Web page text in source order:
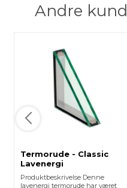
Andre
Termorude - Classic
Lavenergi
Produktbeskrivelse Denne
lavenergi termorude har været